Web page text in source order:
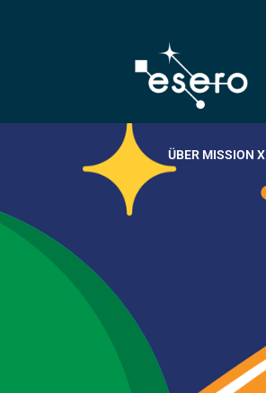
ÜBER MISSION X